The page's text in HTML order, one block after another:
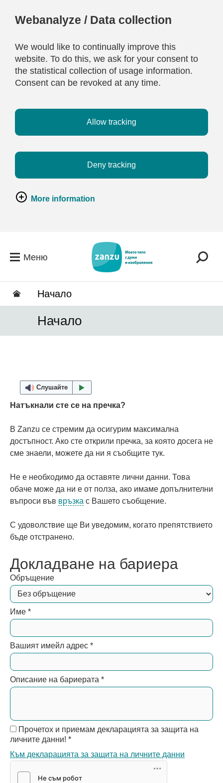
Webanalyze / Data collection
We would like to continually improve this
website. To do this, we ask for your consent to
the statistical collection of usage information.
Consent can be revoked at any time.
Allow tracking
Deny tracking
More information
Меню
Hачало
Hачало
Слушайте
Натъкнали сте се на пречка?
В Zanzu се стремим да осигурим максимална
достъпност. Ако сте открили пречка, за която досега не
сме знаели, можете да ни я съобщите тук.
Не е необходимо да оставяте лични данни. Това
обаче може да ни е от полза, ако имаме допълнителни
въпроси във връзка с Вашето съобщение.
С удоволствие ще Ви уведомим, когато препятствието
бъде отстранено.
Докладване на бариера
Обръщение
Име *
Вашият имейл адрес *
Описание на бариерата *
Прочетох и приемам декларацията за защита на
личните данни! *
Към декларацията за защита на личните данни